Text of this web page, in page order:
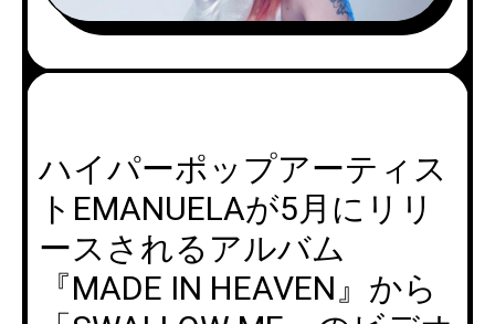
ハイパーポップアーティス
トEMANUELAが5月にリリ
ースされるアルバム
『MADE IN HEAVEN』から